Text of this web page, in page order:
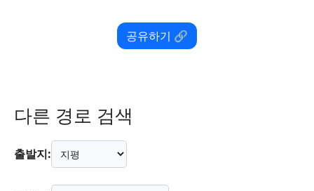
공유하기 🔗
다른 경로 검색
출발지: